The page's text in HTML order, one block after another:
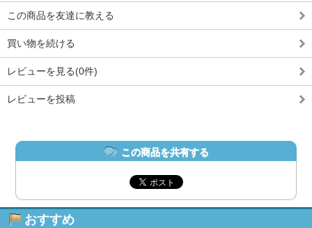
この商品を友達に教える
買い物を続ける
レビューを見る(0件)
レビューを投稿
この商品を共有する
おすすめ